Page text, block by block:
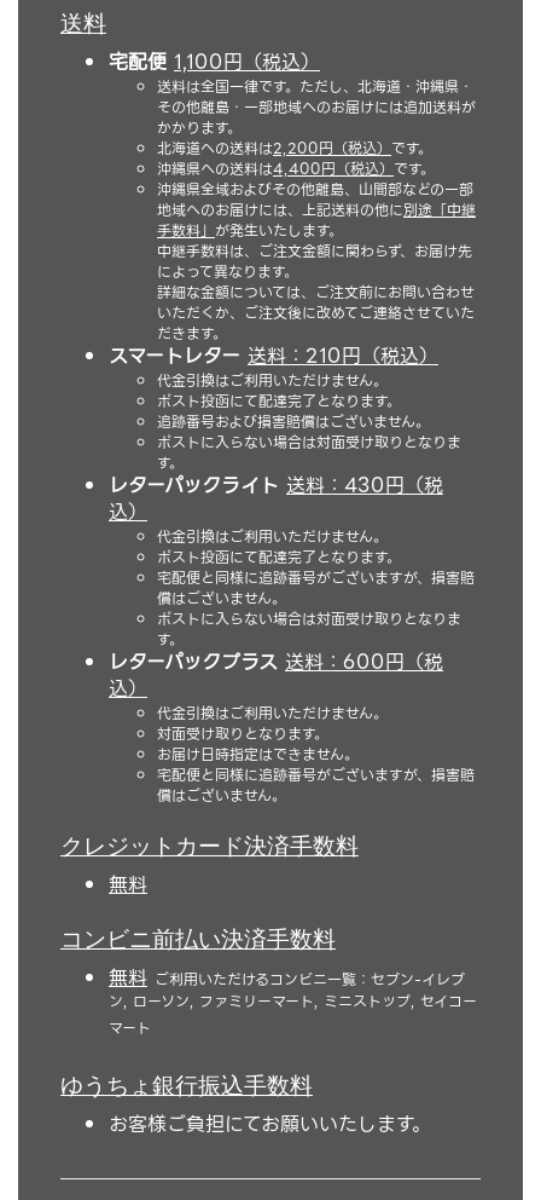
送料
宅配便 1,100円（税込）
送料は全国一律です。ただし、北海道・沖縄県・
その他離島・一部地域へのお届けには追加送料が
かかります。
北海道への送料は2,200円（税込） です。
沖縄県への送料は4,400円（税込） です。
沖縄県全域およびその他離島、山間部などの一部
地域へのお届けには、上記送料の他に別途「中継
手数料」 が発生いたします。
中継手数料は、ご注文金額に関わらず、お届け先
によって異なります。
詳細な金額については、ご注文前にお問い合わせ
いただくか、ご注文後に改めてご連絡させていた
だきます。
スマートレター 送料：210円（税込）
代金引換はご利用いただけません。
ポスト投函にて配達完了となります。
追跡番号および損害賠償はございません。
ポストに入らない場合は対面受け取りとなりま
す。
レターパックライト 送料：430円（税
込）
代金引換はご利用いただけません。
ポスト投函にて配達完了となります。
宅配便と同様に追跡番号がございますが、損害賠
償はございません。
ポストに入らない場合は対面受け取りとなりま
す。
レターパックプラス 送料：600円（税
込）
代金引換はご利用いただけません。
対面受け取りとなります。
お届け日時指定はできません。
宅配便と同様に追跡番号がございますが、損害賠
償はございません。
クレジットカード決済手数料
無料
コンビニ前払い決済手数料
無料 ご利用いただけるコンビニ一覧：セブン-イレブ
ン, ローソン, ファミリーマート, ミニストップ, セイコー
マート
ゆうちょ銀行振込手数料
お客様ご負担にてお願いいたします。